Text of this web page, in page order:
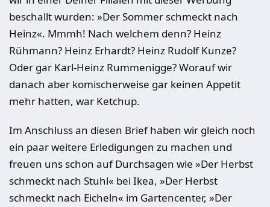
beschallt wurden: »Der Sommer schmeckt nach
Heinz«. Mmmh! Nach welchem denn? Heinz
Rühmann? Heinz Erhardt? Heinz Rudolf Kunze?
Oder gar Karl-Heinz Rummenigge? Worauf wir
danach aber komischerweise gar keinen Appetit
mehr hatten, war Ketchup.
Im Anschluss an diesen Brief haben wir gleich noch
ein paar weitere Erledigungen zu machen und
freuen uns schon auf Durchsagen wie »Der Herbst
schmeckt nach Stuhl« bei Ikea, »Der Herbst
schmeckt nach Eicheln« im Gartencenter, »Der